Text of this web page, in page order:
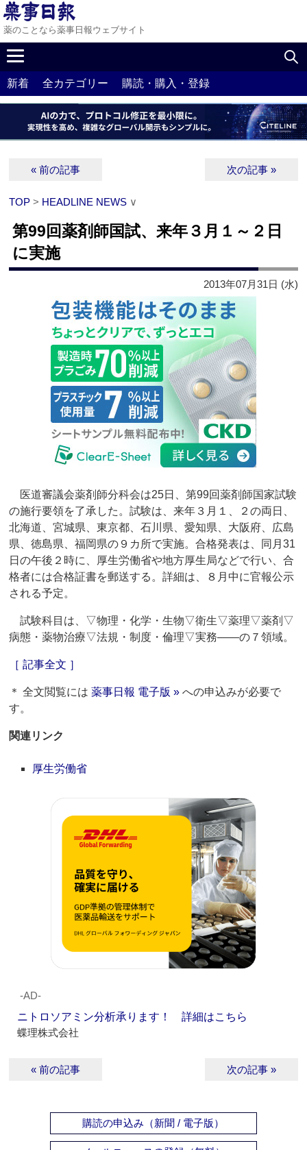
薬のことなら薬事日報ウェブサイト
新着 全カテゴリー 購読・購入・登録
« 前の記事 次の記事 »
TOP > HEADLINE NEWS ∨
第99回薬剤師国試、来年３月１～２日
に実施
2013年07月31日 (水)
医道審議会薬剤師分科会は25日、第99回薬剤師国家試験
の施行要領を了承した。試験は、来年３月１、２の両日、
北海道、宮城県、東京都、石川県、愛知県、大阪府、広島
県、徳島県、福岡県の９カ所で実施。合格発表は、同月31
日の午後２時に、厚生労働省や地方厚生局などで行い、合
格者には合格証書を郵送する。詳細は、８月中に官報公示
される予定。
試験科目は、▽物理・化学・生物▽衛生▽薬理▽薬剤▽
病態・薬物治療▽法規・制度・倫理▽実務――の７領域。
［ 記事全文 ］
＊ 全文閲覧には薬事日報 電子版 » への申込みが必要で
す。
関連リンク
厚生労働省
‐AD‐
ニトロソアミン分析承ります！ 詳細はこちら
蝶理株式会社
« 前の記事 次の記事 »
購読の申込み（新聞 / 電子版）